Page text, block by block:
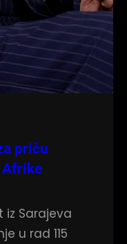
priču
Afrike
iz Sarajeva
u rad 115